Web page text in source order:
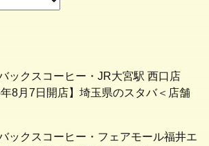
ックスコーヒー・JR大宮駅 西口店
8月7日開店】埼玉県のスタバ＜店舗
ックスコーヒー・フェアモール福井エ